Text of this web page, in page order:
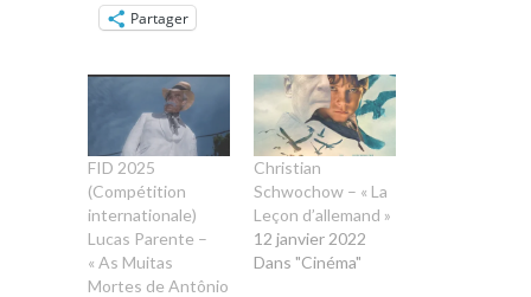
Partager
FID 2025
(Compétition
internationale)
Lucas Parente –
« As Muitas
Mortes de Antônio
Christian
Schwochow – « La
Leçon d’allemand »
12 janvier 2022
Dans "Cinéma"